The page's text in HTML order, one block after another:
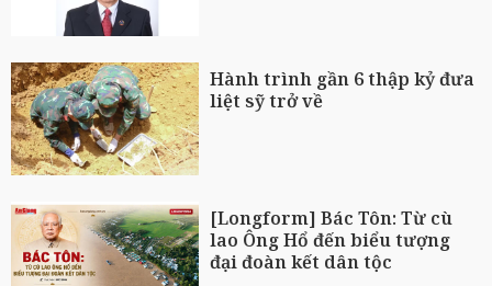
Hành trình gần 6 thập kỷ đưa
liệt sỹ trở về
[Longform] Bác Tôn: Từ cù
lao Ông Hổ đến biểu tượng
đại đoàn kết dân tộc